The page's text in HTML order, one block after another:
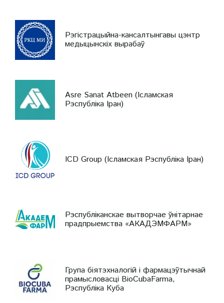
Рэгістрацыйна-кансалтынгавы цэнтр
медыцынскіх вырабаў
Asre Sanat Atbeen (Ісламская
Рэспубліка Іран)
ICD Group (Ісламская Рэспубліка Іран)
Рэспубліканскае вытворчае ўнітарнае
прадпрыемства «АКАДЭМФАРМ»
Група біятэхналогій і фармацэўтычнай
прамысловасці BioCubaFarma,
Рэспубліка Куба